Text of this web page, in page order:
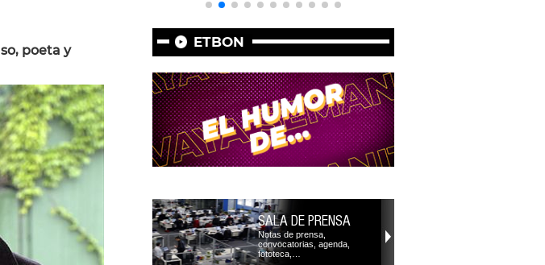
poeta y
ETBON
SALA DE PRENSA
Notas de prensa,
convocatorias, agenda,
fototeca,…